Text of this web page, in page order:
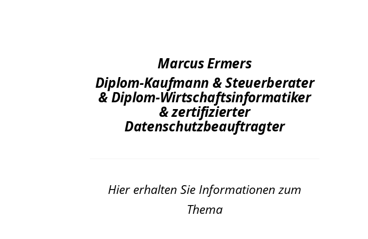
Marcus Ermers
Diplom-Kaufmann & Steuerberater
& Diplom-Wirtschaftsinformatiker
& zertifizierter
Datenschutzbeauftragter
Hier erhalten Sie Informationen zum
Thema